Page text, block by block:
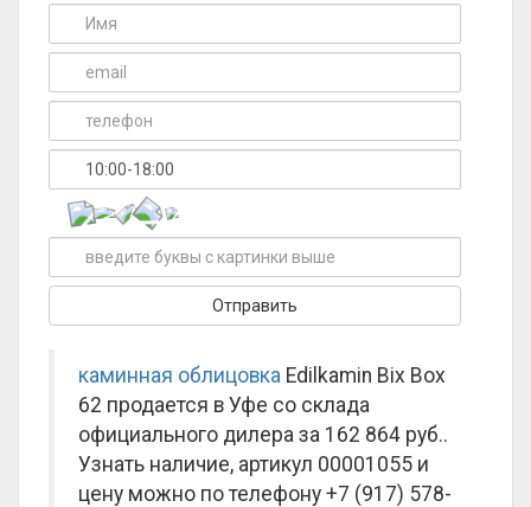
каминная облицовка Edilkamin Bix Box
62 продается в Уфе со склада
официального дилера за 162 864 руб..
Узнать наличие, артикул 00001055 и
цену можно по телефону +7 (917) 578-